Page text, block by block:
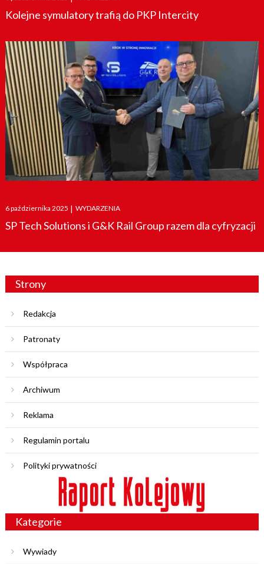
Kolejne symulatory trafią do PKP Intercity
Posted
on
6 października 2025 | WYDARZENIA
SP Tech Solutions i G&K Rail Group razem dla cyfryzacji
Strony
Redakcja
Patronaty
Współpraca
Archiwum
Reklama
Regulamin portalu
Polityki prywatności
Kategorie
Wywiady